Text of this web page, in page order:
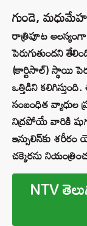
గుండె,
రాత్రిపూట
పెరుగుతుందని
(కార్టిసాల్) స్థాయి
ఒత్తిడిని
సంబంధిత వ్యాధుల
నిద్రపోయే వారికి
ఇన్సులిన్‌కు శరీరం
చక్కెరను
NTV